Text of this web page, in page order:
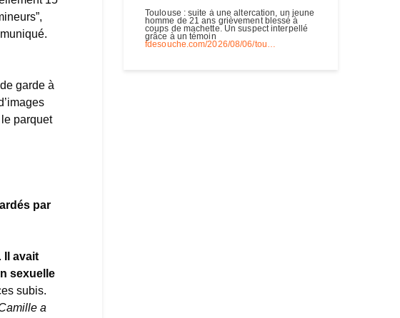
garde à
parquet
par
Il avait
sexuelle
subis.
a